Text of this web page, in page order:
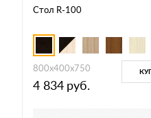
Стол R-100
800х400х750
4 834 руб.